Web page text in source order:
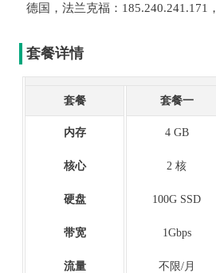
德国，法兰克福：185.240.241.171，
套餐详情
套餐 套餐一
内存 4 GB
核心 2 核
硬盘 100G SSD
带宽 1Gbps
流量 不限/月